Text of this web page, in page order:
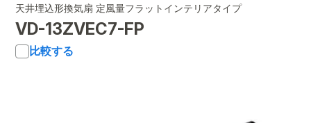
天井埋込形換気扇 定風量フラットインテリアタイプ
VD-13ZVEC7-FP
比較する